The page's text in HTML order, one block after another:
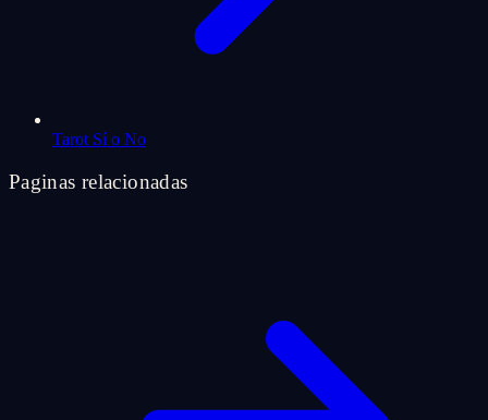
Tarot Sí o No
Paginas relacionadas